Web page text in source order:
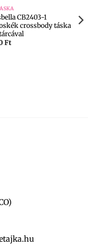
CB2403-1
crossbody táska
Ft